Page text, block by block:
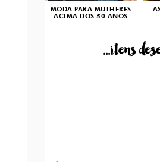
MODA PARA MULHERES
ACIMA DOS 50 ANOS
...itens